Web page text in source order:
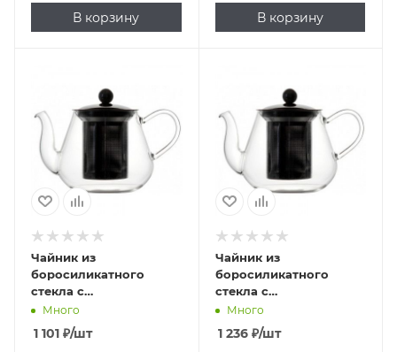
В корзину В корзину
Чайник из
боросиликатного
стекла с
нержавеющим
фильтром 600 мл
Много
1 101 ₽/шт
Чайник из
боросиликатного
стекла с
нержавеющим
фильтром 900 мл
Много
1 236₽/шт